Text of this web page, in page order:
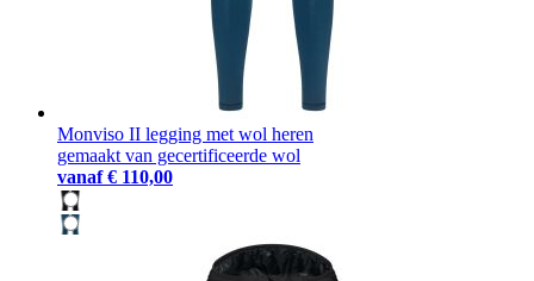
Monviso II legging met wol heren
gemaakt van gecertificeerde wol
vanaf € 110,00